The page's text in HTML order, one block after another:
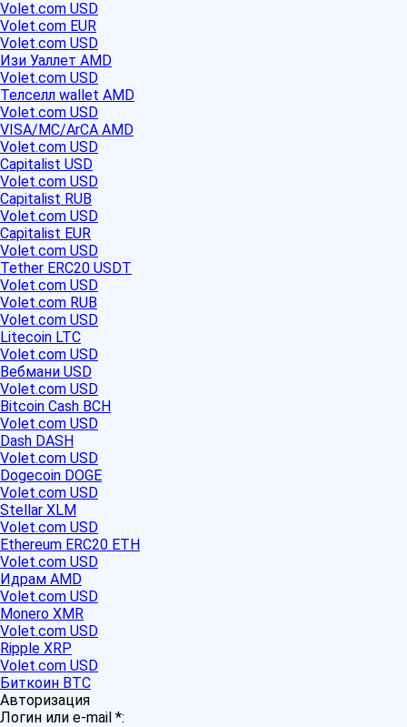
Volet.com USD
Volet.com EUR
Volet.com USD
Изи Уаллет AMD
Volet.com USD
Телселл wallet AMD
Volet.com USD
VISA/MC/ArCA AMD
Volet.com USD
Capitalist USD
Volet.com USD
Capitalist RUB
Volet.com USD
Capitalist EUR
Volet.com USD
Tether ERC20 USDT
Volet.com USD
Volet.com RUB
Volet.com USD
Litecoin LTC
Volet.com USD
Вебмани USD
Volet.com USD
Bitcoin Cash BCH
Volet.com USD
Dash DASH
Volet.com USD
Dogecoin DOGE
Volet.com USD
Stellar XLM
Volet.com USD
Ethereum ERC20 ETH
Volet.com USD
Идрам AMD
Volet.com USD
Monero XMR
Volet.com USD
Ripple XRP
Volet.com USD
Биткоин BTC
Авторизация
Логин или e-mail *: